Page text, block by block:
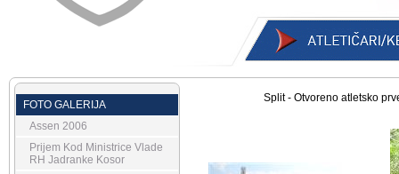
Split - Otvoreno atletsko
FOTO GALERIJA
Assen 2006
Prijem Kod Ministrice Vlade
RH Jadranke Kosor